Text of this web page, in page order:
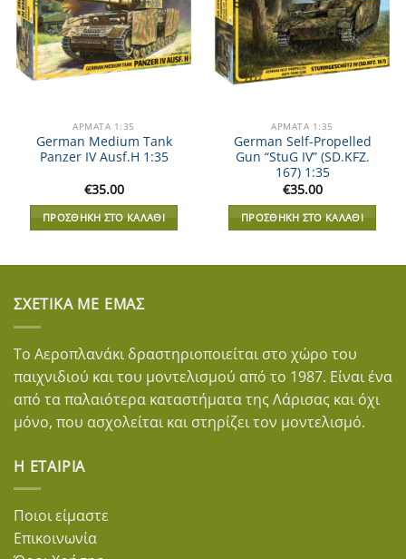
ΑΡΜΑΤΑ 1:35
German Medium Tank
Panzer IV Ausf.H 1:35
€35.00
ΠΡΟΣΘΉΚΗ ΣΤΟ ΚΑΛΆΘΙ
ΑΡΜΑΤΑ 1:35
German Self-Propelled
Gun “StuG IV” (SD.KFZ.
167) 1:35
€35.00
ΠΡΟΣΘΉΚΗ ΣΤΟ ΚΑΛΆΘΙ
ΣΧΕΤΙΚΆ ΜΕ ΕΜΆΣ
Το Αεροπλανάκι δραστηριοποιείται στο χώρο του
παιχνιδιού και του μοντελισμού από το 1987. Είναι ένα
από τα παλαιότερα καταστήματα της Λάρισας και όχι
μόνο, που ασχολείται και στηρίζει τον μοντελισμό.
Η ΕΤΑΙΡΊΑ
Ποιοι είμαστε
Επικοινωνία